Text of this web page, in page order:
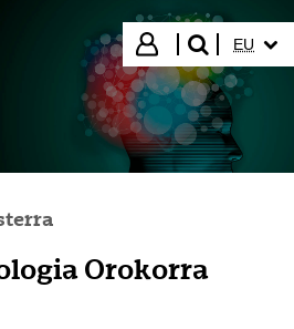
Hasi saioa
bilatu"
EU
Orokorra